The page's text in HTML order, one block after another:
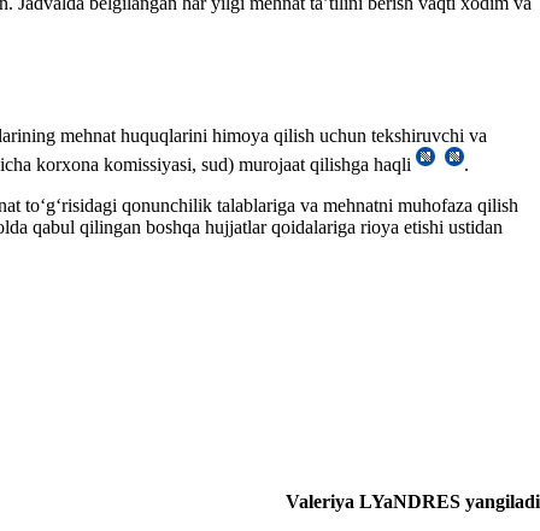
mehnat huquqlarini himoya qilish uchun tekshiruvchi va
korхona komissiyasi, sud) murojaat qilishga haqli
.
toʻgʻrisidagi qonunchilik talablariga va mehnatni muhofaza qilish
qabul qilingan boshqa hujjatlar qoidalariga rioya etishi ustidan
Valeriya LYaNDRES yangiladi